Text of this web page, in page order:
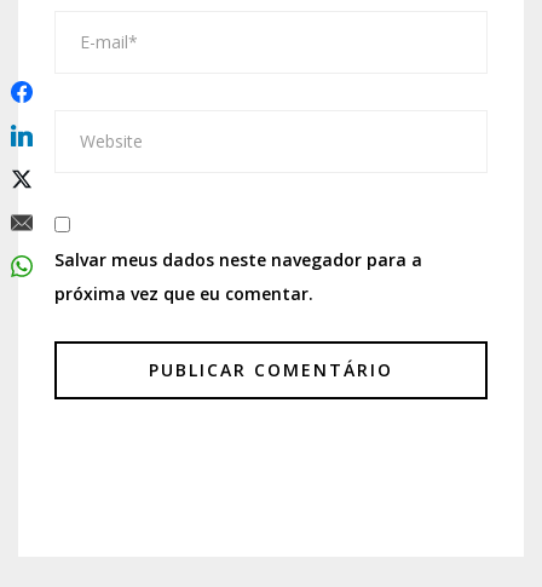
Salvar meus dados neste navegador para a
próxima vez que eu comentar.